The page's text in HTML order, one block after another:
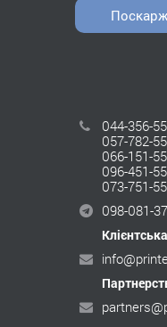
044-356-
057-782-
066-151-
096-451-
073-751-
098-081-